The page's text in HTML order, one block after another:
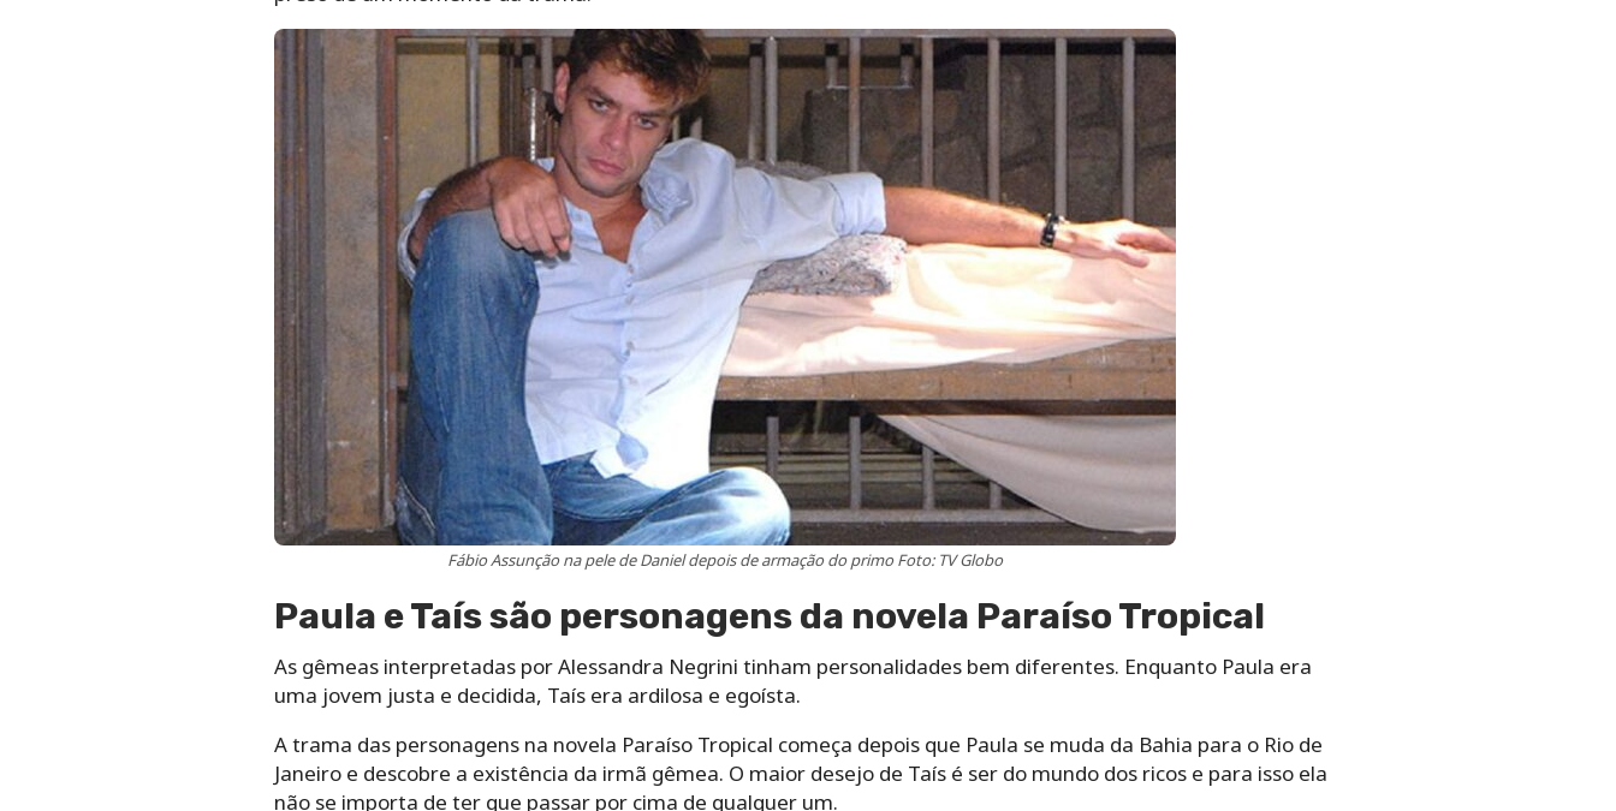
Fábio Assunção na pele de Daniel depois de armação do primo Foto: TV Globo
Paula e Taís são personagens da novela Paraíso Tropical
As gêmeas interpretadas por Alessandra Negrini tinham personalidades bem diferentes. Enquanto Paula era
uma jovem justa e decidida, Taís era ardilosa e egoísta.
A trama das personagens na novela Paraíso Tropical começa depois que Paula se muda da Bahia para o Rio de
Janeiro e descobre a existência da irmã gêmea. O maior desejo de Taís é ser do mundo dos ricos e para isso ela
não se importa de ter que passar por cima de qualquer um.